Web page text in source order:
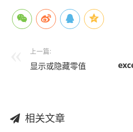
上一篇:
显示或隐藏零值
相关文章